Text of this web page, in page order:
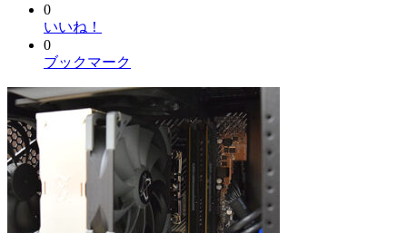
0
いいね！
0
ブックマーク